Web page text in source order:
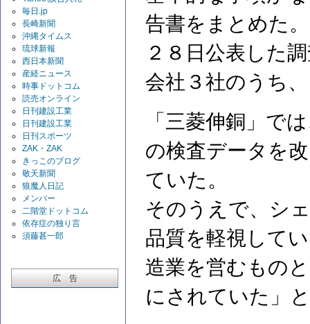
毎日.jp
長崎新聞
沖縄タイムス
琉球新報
西日本新聞
産経ニュース
時事ドットコム
読売オンライン
日刊建設工業
日刊建設工業
日刊スポーツ
ZAK・ZAK
きっこのブログ
敬天新聞
狼魔人日記
メンバー
二階堂ドットコム
依存症の独り言
須藤甚一郎
広 告
告書をまとめた。
２８日公表した
会社３社のうち、
「三菱伸銅」で
の検査データを
ていた。
そのうえで、シ
品質を軽視して
造業を営むもの
にされていた」